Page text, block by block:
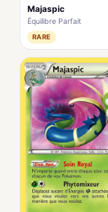
Majaspic
Équilibre Parfait
RARE